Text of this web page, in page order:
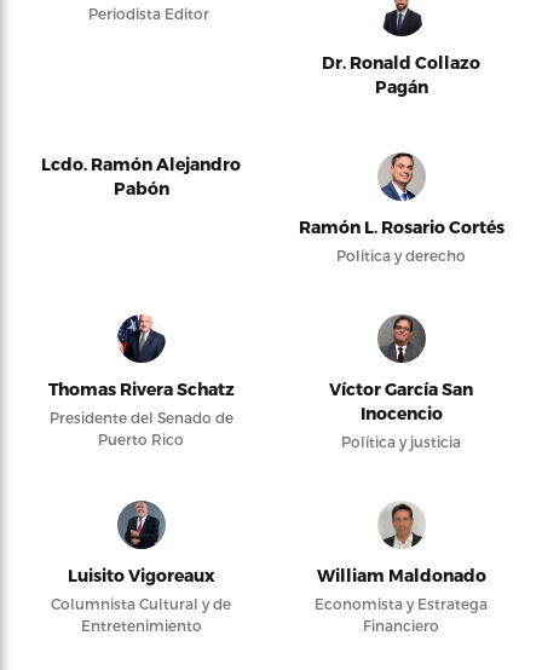
Periodista Editor
Dr. Ronald Collazo
Pagán
Lcdo. Ramón Alejandro
Pabón
Ramón L. Rosario Cortés
Política y derecho
Thomas Rivera Schatz
Presidente del Senado de
Puerto Rico
Víctor García San
Inocencio
Política y justicia
Luisito Vigoreaux
Columnista Cultural y de
Entretenimiento
William Maldonado
Economista y Estratega
Financiero